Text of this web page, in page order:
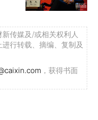
传媒及/或相关权利人
行转载、摘编、复制及
，获得书面